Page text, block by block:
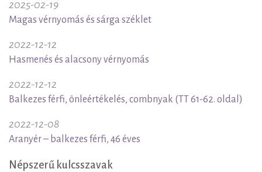
Magas vérnyomás és sárga széklet
2025-02-19
Hasmenés és alacsony vérnyomás
2022-12-12
Balkezes férfi, önleértékelés, combnyak (TT 61-62. oldal)
2022-12-12
Aranyér – balkezes férfi, 46 éves
2022-12-08
Népszerű kulcsszavak